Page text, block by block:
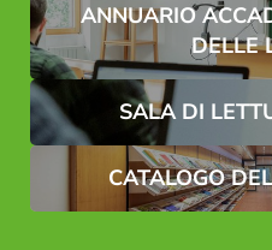
ANNUARIO
DELLE
SALA DI
CATALOGO
Consenso marketing*
*campi obbligatori
Invia